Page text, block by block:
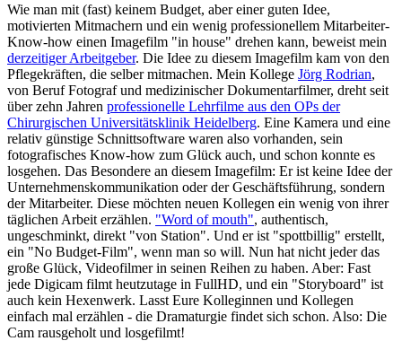
Wie man mit (fast) keinem Budget, aber einer guten Idee,
motivierten Mitmachern und ein wenig professionellem Mitarbeiter-
Know-how einen Imagefilm "in house" drehen kann, beweist mein
derzeitiger Arbeitgeber. Die Idee zu diesem Imagefilm kam von den
Pflegekräften, die selber mitmachen. Mein Kollege Jörg Rodrian,
von Beruf Fotograf und medizinischer Dokumentarfilmer, dreht seit
über zehn Jahren professionelle Lehrfilme aus den OPs der
Chirurgischen Universitätsklinik Heidelberg. Eine Kamera und eine
relativ günstige Schnittsoftware waren also vorhanden, sein
fotografisches Know-how zum Glück auch, und schon konnte es
losgehen. Das Besondere an diesem Imagefilm: Er ist keine Idee der
Unternehmenskommunikation oder der Geschäftsführung, sondern
der Mitarbeiter. Diese möchten neuen Kollegen ein wenig von ihrer
täglichen Arbeit erzählen. "Word of mouth", authentisch,
ungeschminkt, direkt "von Station". Und er ist "spottbillig" erstellt,
ein "No Budget-Film", wenn man so will. Nun hat nicht jeder das
große Glück, Videofilmer in seinen Reihen zu haben. Aber: Fast
jede Digicam filmt heutzutage in FullHD, und ein "Storyboard" ist
auch kein Hexenwerk. Lasst Eure Kolleginnen und Kollegen
einfach mal erzählen - die Dramaturgie findet sich schon. Also: Die
Cam rausgeholt und losgefilmt!